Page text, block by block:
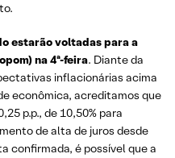
estarão voltadas para a
na 4ª-feira. Diante da
inflacionárias acima
econômica, acreditamos que
p.p., de 10,50% para
de alta de juros desde
confirmada, é possível que a